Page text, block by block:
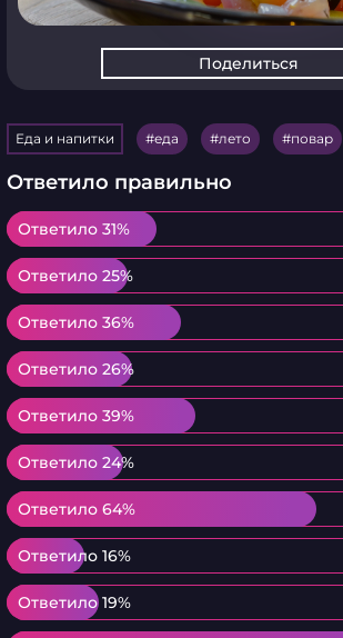
Поделиться
Еда и напитки еда лето повар
Ответило правильно
Ответило 31%
Ответило 31%
Ответило 25%
Ответило 25%
Ответило 36%
Ответило 36%
Ответило 26%
Ответило 26%
Ответило 39%
Ответило 39%
Ответило 24%
Ответило 24%
Ответило 64%
Ответило 64%
Ответило 16%
Ответило 16%
Ответило 19%
Ответило 19%